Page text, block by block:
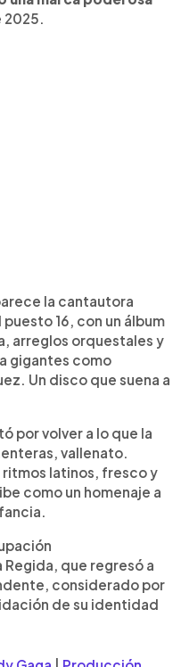
la cantautora
16, con un álbum
arreglos orquestales y
gigantes como
Un disco que suena a
por volver a lo que la
vallenato.
ritmos latinos, fresco y
como un homenaje a
que regresó a
considerado por
de su identidad